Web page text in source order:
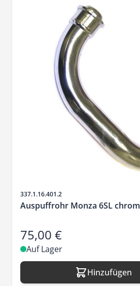
Artikelnr.
337.1.16.401.2
Auspuffrohr Monza 6SL chrom
75,00 €
Auf Lager
Hinzufügen